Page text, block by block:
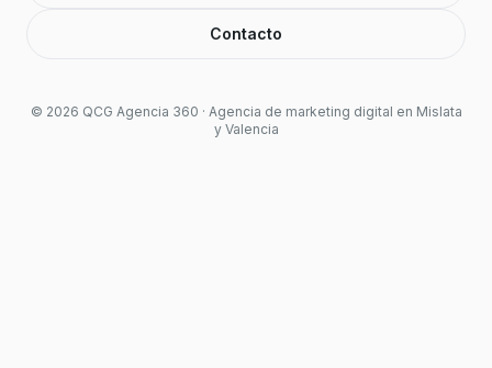
Contacto
© 2026 QCG Agencia 360 · Agencia de marketing digital en Mislata
y Valencia